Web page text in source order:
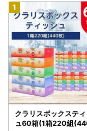
■不良品の取扱条件
お礼の品の受け取り
万が一、次のよう
しくはメールにてお
・申し込まれたお礼
合
・お礼の品が破損し
返品方法等について
クラリスボックステ
ュ60箱(1箱220組